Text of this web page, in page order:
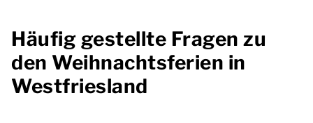
Häufig gestellte Fragen zu
den Weihnachtsferien in
Westfriesland